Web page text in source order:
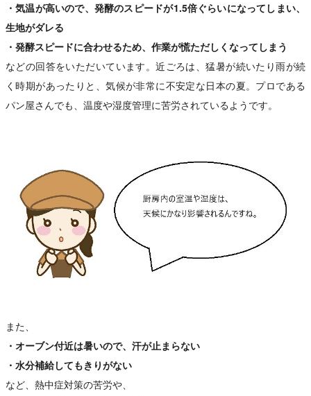
・気温が高いので、発酵のスピードが1.5倍ぐらいになってしまい、
生地がダレる
・発酵スピードに合わせるため、作業が慌ただしくなってしまう
などの回答をいただいています。近ごろは、猛暑が続いたり雨が続
く時期があったりと、気候が非常に不安定な日本の夏。プロである
パン屋さんでも、温度や湿度管理に苦労されているようです。
また、
・オーブン付近は暑いので、汗が止まらない
・水分補給してもきりがない
など、熱中症対策の苦労や、